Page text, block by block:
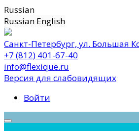
Russian
Russian English
Санкт-Петербург, ул. Большая
+7 (812) 401-67-40
info@flexique.ru
Версия для слабовидящих
Войти